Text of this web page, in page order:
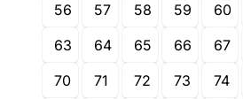
56
57 58 59 60
63
64 65 66 67
70
71 72 73 74